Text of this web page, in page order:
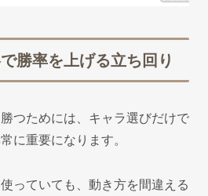
勝率を上げる立ち回り
つためには、キャラ選びだけで
に重要になります。
っていても、動き方を間違える